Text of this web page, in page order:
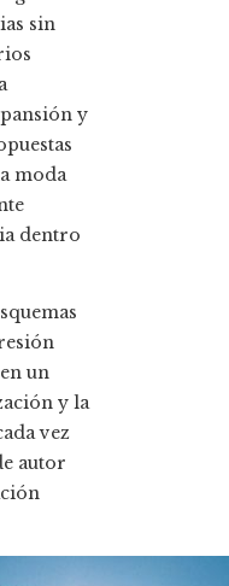
sin
y
moda
dentro
un
y la
vez
autor